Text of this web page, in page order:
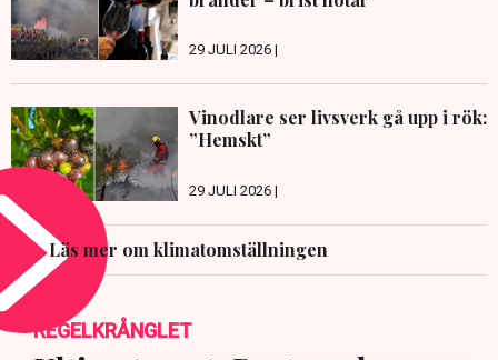
29 JULI 2026 |
Vinodlare ser livsverk gå upp i rök:
”Hemskt”
29 JULI 2026 |
Läs mer om klimatomställningen
REGELKRÅNGLET